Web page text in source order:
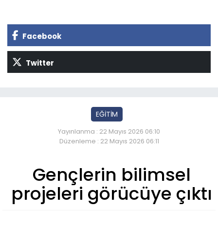
Facebook
Twitter
EĞİTİM
Yayınlanma : 22 Mayıs 2026 06:10
Düzenleme : 22 Mayıs 2026 06:11
Gençlerin bilimsel
projeleri görücüye çıktı